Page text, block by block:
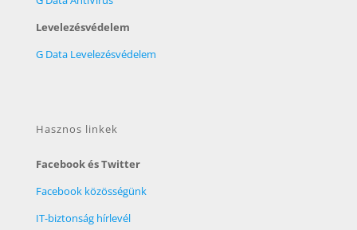
Levelezésvédelem
G Data Levelezésvédelem
Hasznos linkek
Facebook és Twitter
Facebook közösségünk
IT-biztonság hírlevél